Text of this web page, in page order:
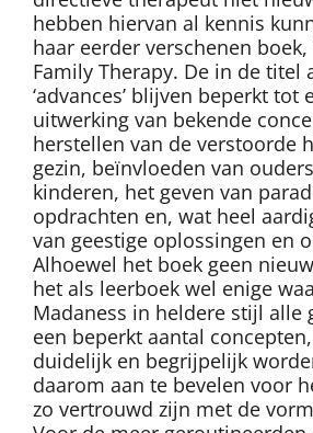
hebben hiervan al kennis
haar eerder verschenen boek,
Family Therapy. De in de titel
‘advances’ blijven beperkt tot
uitwerking van bekende
herstellen van de verstoorde
gezin, beïnvloeden van
kinderen, het geven van
opdrachten en, wat heel
van geestige oplossingen en
Alhoewel het boek geen
het als leerboek wel enige
Madaness in heldere stijl alle
een beperkt aantal
duidelijk en begrijpelijk
daarom aan te bevelen voor
zo vertrouwd zijn met de